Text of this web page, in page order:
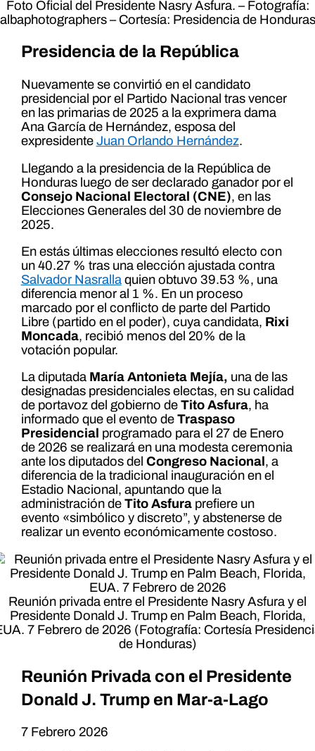
Foto Oficial del Presidente Nasry Asfura. – Fotografía:
albaphotographers – Cortesía: Presidencia de Honduras
Presidencia de la República
Nuevamente se convirtió en el candidato
presidencial por el Partido Nacional tras vencer
en las primarias de 2025 a la exprimera dama
Ana García de Hernández, esposa del
expresidente Juan Orlando Hernández.
Llegando a la presidencia de la República de
Honduras luego de ser declarado ganador por el
Consejo Nacional Electoral (CNE), en las
Elecciones Generales del 30 de noviembre de
2025.
En estás últimas elecciones resultó electo con
un 40.27 % tras una elección ajustada contra
Salvador Nasrallaquien obtuvo 39.53 %, una
diferencia menor al 1 %. En un proceso
marcado por el conflicto de parte del Partido
Libre (partido en el poder), cuya candidata, Rixi
Moncada, recibió menos del 20% de la
votación popular.
La diputada María Antonieta Mejía, una de las
designadas presidenciales electas, en su calidad
de portavoz del gobierno de Tito Asfura, ha
informado que el evento de Traspaso
Presidencial programado para el 27 de Enero
de 2026 se realizará en una modesta ceremonia
ante los diputados del Congreso Nacional , a
diferencia de la tradicional inauguración en el
Estadio Nacional, apuntando que la
administración de Tito Asfuraprefiere un
evento «simbólico y discreto”, y abstenerse de
realizar un evento económicamente costoso.
Reunión privada entre el Presidente Nasry Asfura y el
Presidente Donald J. Trump en Palm Beach, Florida,
7 Febrero de 2026 (Fotografía: Cortesía
de Honduras)
Reunión Privada con el Presidente
Donald J. Trump en Mar-a-Lago
7 Febrero 2026